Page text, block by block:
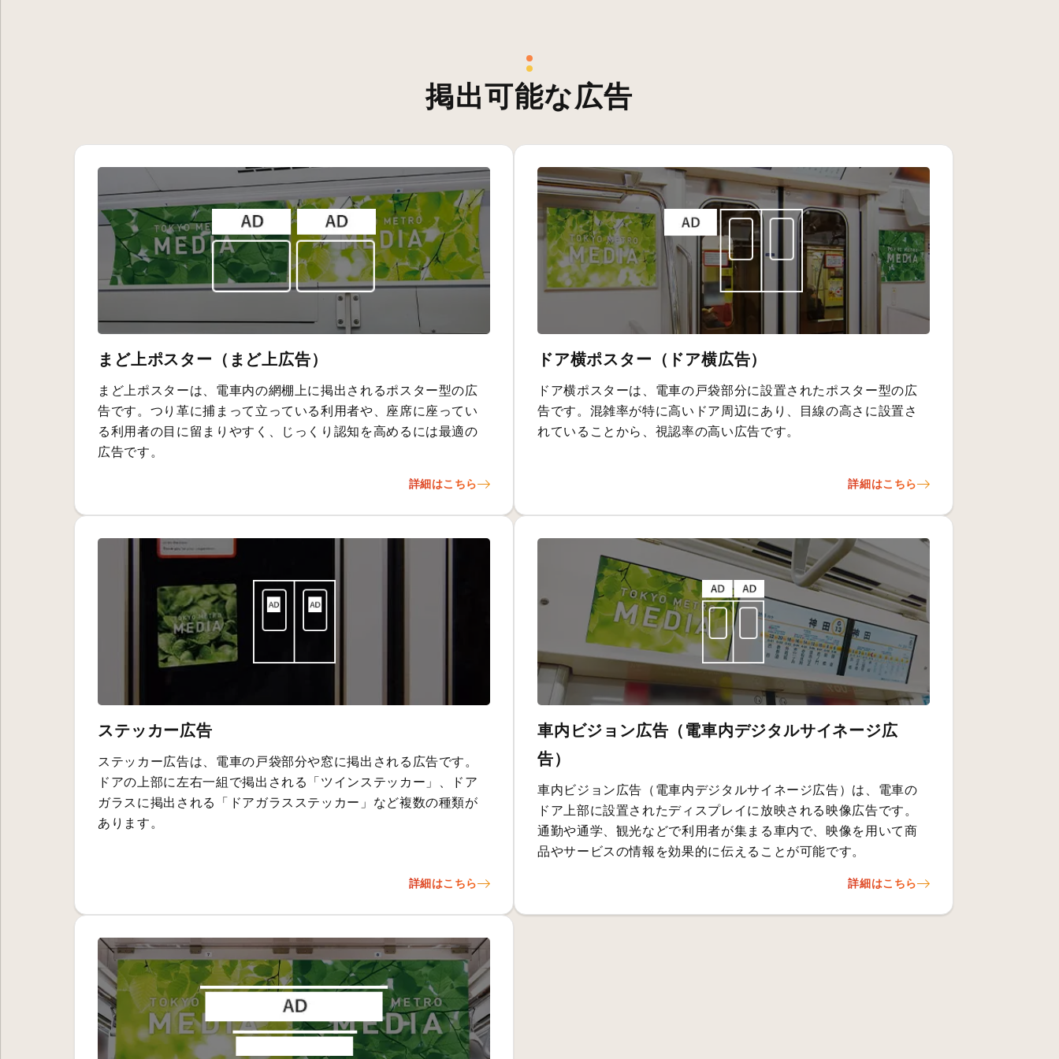
掲出可能な広告
まど上ポスター（まど上広告）
まど上ポスターは、電車内の網棚上に掲出されるポスター型の広
告です。つり革に捕まって立っている利用者や、座席に座ってい
る利用者の目に留まりやすく、じっくり認知を高めるには最適の
広告です。
詳細はこちら
ドア横ポスター（ドア横広告）
ドア横ポスターは、電車の戸袋部分に設置されたポスター型の広
告です。混雑率が特に高いドア周辺にあり、目線の高さに設置さ
れていることから、視認率の高い広告です。
詳細はこちら
ステッカー広告
ステッカー広告は、電車の戸袋部分や窓に掲出される広告です。
ドアの上部に左右一組で掲出される「ツインステッカー」、ドア
ガラスに掲出される「ドアガラスステッカー」など複数の種類が
あります。
詳細はこちら
車内ビジョン広告（電車内デジタルサイネージ広
告）
車内ビジョン広告（電車内デジタルサイネージ広告）は、電車の
ドア上部に設置されたディスプレイに放映される映像広告です。
通勤や通学、観光などで利用者が集まる車内で、映像を用いて商
品やサービスの情報を効果的に伝えることが可能です。
詳細はこちら